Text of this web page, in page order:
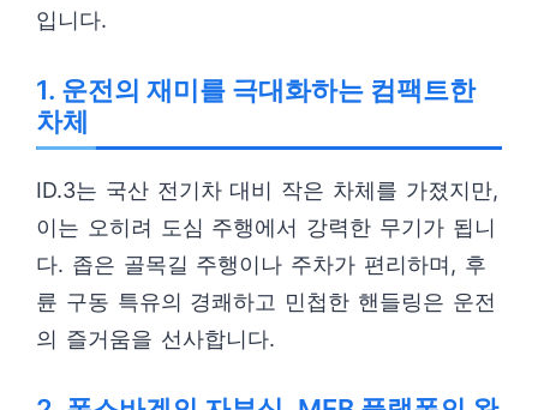
입니다.
1. 운전의 재미를 극대화하는 컴팩트한
차체
ID.3는 국산 전기차 대비 작은 차체를 가졌지만,
이는 오히려 도심 주행에서 강력한 무기가 됩니
다. 좁은 골목길 주행이나 주차가 편리하며, 후
륜 구동 특유의 경쾌하고 민첩한 핸들링은 운전
의 즐거움을 선사합니다.